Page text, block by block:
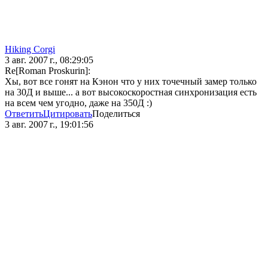
Hiking Corgi
3 авг. 2007 г., 08:29:05
Re[Roman Proskurin]:
Хы, вот все гонят на Кэнон что у них точечный замер только
на 30Д и выше... а вот высокоскоростная синхронизация есть
на всем чем угодно, даже на 350Д :)
ОтветитьЦитироватьПоделиться
3 авг. 2007 г., 19:01:56